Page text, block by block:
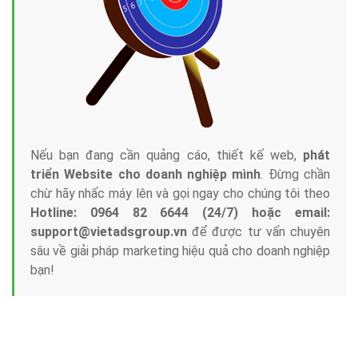
Nếu bạn đang cần quảng cáo, thiết kế web, phát
triển Website cho doanh nghiệp mình. Đừng chần
chừ hãy nhấc máy lên và gọi ngay cho chúng tôi theo
Hotline: 0964 82 6644 (24/7) hoặc email:
support@vietadsgroup.vn để được tư vấn chuyên
sâu về giải pháp marketing hiệu quả cho doanh nghiệp
bạn!